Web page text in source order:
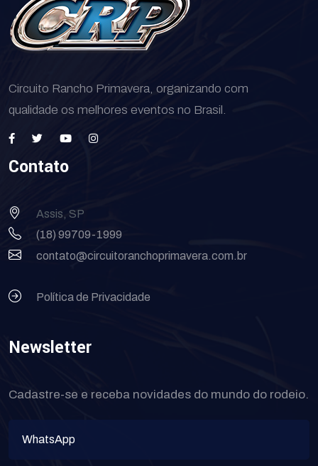
Circuito Rancho Primavera, organizando com
qualidade os melhores eventos no Brasil.
Contato
Assis, SP
(18) 99709-1999
contato@circuitoranchoprimavera.com.br
Política de Privacidade
Newsletter
Cadastre-se e receba novidades do mundo do rodeio.